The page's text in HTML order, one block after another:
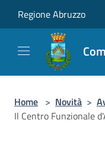
Regione Abruzzo
Home > Novità >
Il Centro Funzionale